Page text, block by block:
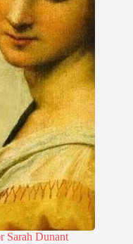
Sarah Dunant